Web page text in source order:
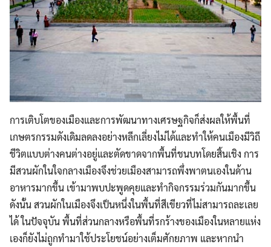
การเติบโตของเมืองและการพัฒนาทางเศรษฐกิจก็ส่งผลให้พื้นที่
เกษตรกรรมดังเดิมลดลงอย่างหลีกเลี่ยงไม่ได้และทำให้คนเมืองมีวิถี
ชีวิตแบบต่างคนต่างอยู่และตัดขาดจากพื้นที่ชนบทโดยสิ้นเชิง การ
มีสวนผักในใจกลางเมืองจึงช่วยเมืองสามารถพึ่งพาตนเองในด้าน
อาหารมากขึ้น เข้ามาพบปะพูดคุยและทำกิจกรรมร่วมกันมากขึ้น
ดังนั้น สวนผักในเมืองจึงเป็นหนึ่งในพื้นที่สีเขียวที่ไม่สามารถละเลย
ได้ ในปัจจุบัน พื้นที่ส่วนกลางหรือพื้นที่รกร้างของเมืองในหลายแห่ง
เองก็ยังไม่ถูกทำมาใช้ประโยชน์อย่างเต็มศักยภาพ และหากนำ